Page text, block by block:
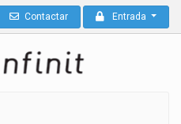
Contactar Entrada